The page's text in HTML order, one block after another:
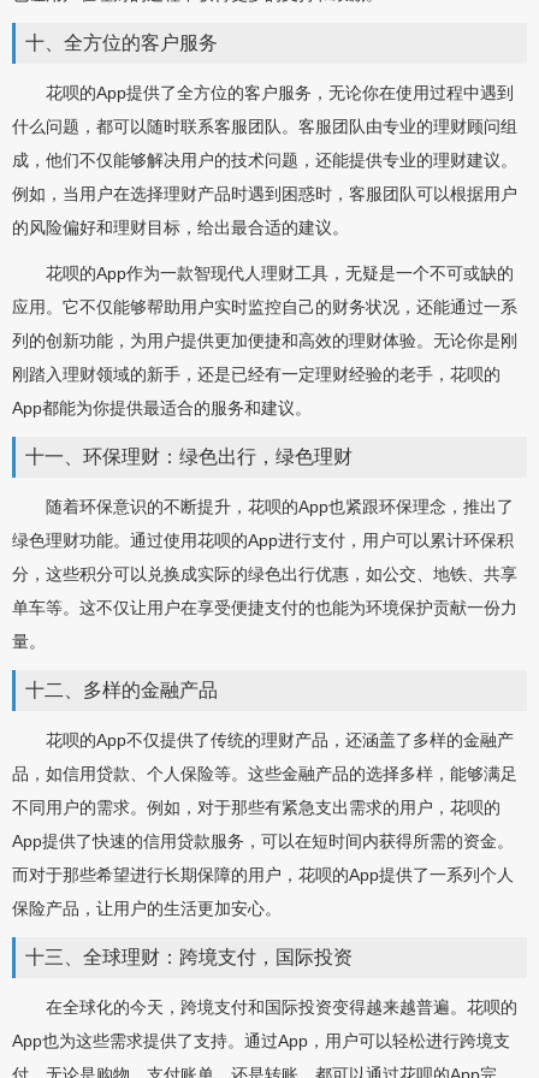
十、全方位的客户服务
花呗的App提供了全方位的客户服务，无论你在使用过程中遇到
什么问题，都可以随时联系客服团队。客服团队由专业的理财顾问组
成，他们不仅能够解决用户的技术问题，还能提供专业的理财建议。
例如，当用户在选择理财产品时遇到困惑时，客服团队可以根据用户
的风险偏好和理财目标，给出最合适的建议。
花呗的App作为一款智现代人理财工具，无疑是一个不可或缺的
应用。它不仅能够帮助用户实时监控自己的财务状况，还能通过一系
列的创新功能，为用户提供更加便捷和高效的理财体验。无论你是刚
刚踏入理财领域的新手，还是已经有一定理财经验的老手，花呗的
App都能为你提供最适合的服务和建议。
十一、环保理财：绿色出行，绿色理财
随着环保意识的不断提升，花呗的App也紧跟环保理念，推出了
绿色理财功能。通过使用花呗的App进行支付，用户可以累计环保积
分，这些积分可以兑换成实际的绿色出行优惠，如公交、地铁、共享
单车等。这不仅让用户在享受便捷支付的也能为环境保护贡献一份力
量。
十二、多样的金融产品
花呗的App不仅提供了传统的理财产品，还涵盖了多样的金融产
品，如信用贷款、个人保险等。这些金融产品的选择多样，能够满足
不同用户的需求。例如，对于那些有紧急支出需求的用户，花呗的
App提供了快速的信用贷款服务，可以在短时间内获得所需的资金。
而对于那些希望进行长期保障的用户，花呗的App提供了一系列个人
保险产品，让用户的生活更加安心。
十三、全球理财：跨境支付，国际投资
在全球化的今天，跨境支付和国际投资变得越来越普遍。花呗的
App也为这些需求提供了支持。通过App，用户可以轻松进行跨境支